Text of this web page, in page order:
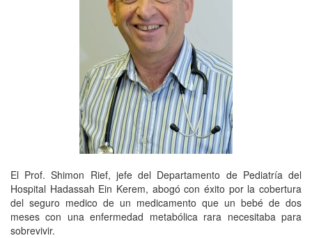
El Prof. Shimon Rief, jefe del Departamento de Pediatría del
Hospital Hadassah Ein Kerem, abogó con éxito por la cobertura
del seguro medico de un medicamento que un bebé de dos
meses con una enfermedad metabólica rara necesitaba para
sobrevivir.